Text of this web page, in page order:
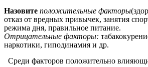
Назовите положительные факторы
отказ от вредных привычек, занятия
режима дня, правильное питание.
Отрицательные факторы:
наркотики, гиподинамия и др.
Среди факторов положительно